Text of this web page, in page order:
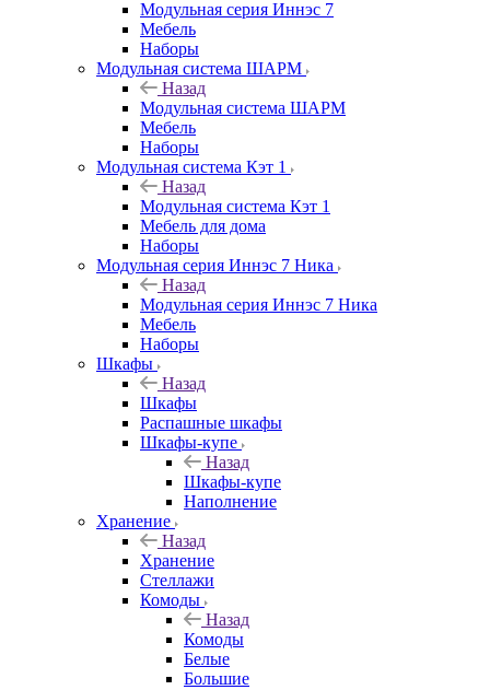
Модульная серия Иннэс 7
Мебель
Наборы
Модульная система ШАРМ
Назад
Модульная система ШАРМ
Мебель
Наборы
Модульная система Кэт 1
Назад
Модульная система Кэт 1
Мебель для дома
Наборы
Модульная серия Иннэс 7 Ника
Назад
Модульная серия Иннэс 7 Ника
Мебель
Наборы
Шкафы
Назад
Шкафы
Распашные шкафы
Шкафы-купе
Назад
Шкафы-купе
Наполнение
Хранение
Назад
Хранение
Стеллажи
Комоды
Назад
Комоды
Белые
Большие